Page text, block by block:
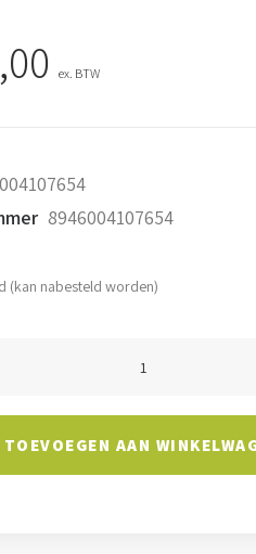
ex. BTW
8946004107654
(kan nabesteld worden)
TOEVOEGEN AAN